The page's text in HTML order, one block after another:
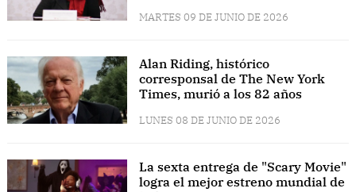
MARTES 09 DE JUNIO DE 2026
Alan Riding, histórico
corresponsal de The New York
Times, murió a los 82 años
LUNES 08 DE JUNIO DE 2026
La sexta entrega de "Scary Movie"
logra el mejor estreno mundial de